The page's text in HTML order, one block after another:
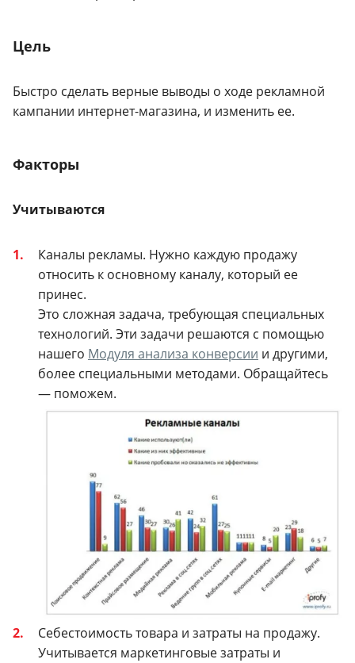
Цель
Быстро сделать верные выводы о ходе рекламной
кампании интернет-магазина, и изменить ее.
Факторы
Учитываются
Каналы рекламы. Нужно каждую продажу
относить к основному каналу, который ее
принес.
Это сложная задача, требующая специальных
технологий. Эти задачи решаются с помощью
нашего Модуля анализа конверсии и другими,
более специальными методами. Обращайтесь
— поможем.
Себестоимость товара и затраты на продажу.
Учитывается маркетинговые затраты и